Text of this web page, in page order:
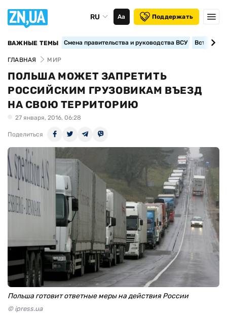
RU Аа Поддержать
ВАЖНЫЕ ТЕМЫ Смена правительства и руководства ВСУ
ГЛАВНАЯ МИР
ПОЛЬША МОЖЕТ ЗАПРЕТИТЬ
РОССИЙСКИМ ГРУЗОВИКАМ ВЪЕЗД
НА СВОЮ ТЕРРИТОРИЮ
27 января, 2016, 06:28
Поделиться
Польша готовит ответные меры на действия России
© ipress.ua